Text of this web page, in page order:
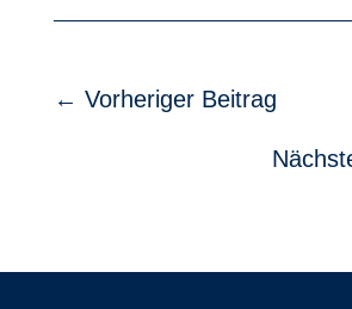
← Vorheriger Beitrag